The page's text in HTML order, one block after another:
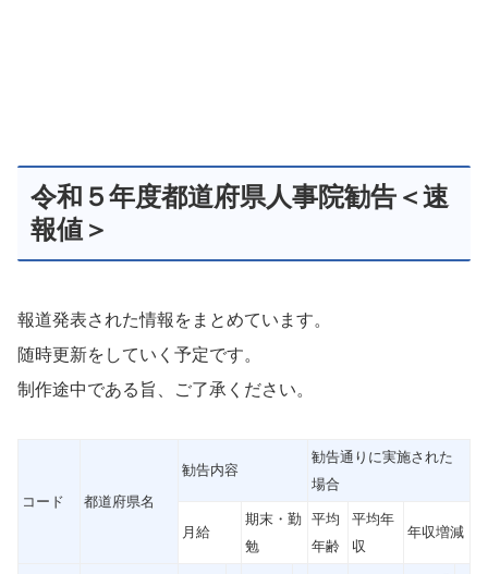
令和５年度都道府県人事院勧告＜速
報値＞
報道発表された情報をまとめています。
随時更新をしていく予定です。
制作途中である旨、ご了承ください。
コード 都道府県名
勧告内容
勧告通りに実施された
場合
月給
期末・勤
勉
平均
年齢
平均年
収
年収増減